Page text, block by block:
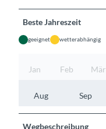
Beste Jahreszeit
geeignet wetterabhängig
Jan Feb Mär
Aug Sep
Wegbeschreibung